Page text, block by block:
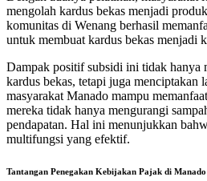
mengolah kardus bekas menjadi
komunitas di Wenang berhasil
untuk membuat kardus bekas menjadi
Dampak positif subsidi ini tidak hanya
kardus bekas, tetapi juga menciptakan
masyarakat Manado mampu
mereka tidak hanya mengurangi
pendapatan. Hal ini menunjukkan
multifungsi yang efektif.
Tantangan Penegakan Kebijakan Pajak di Manado